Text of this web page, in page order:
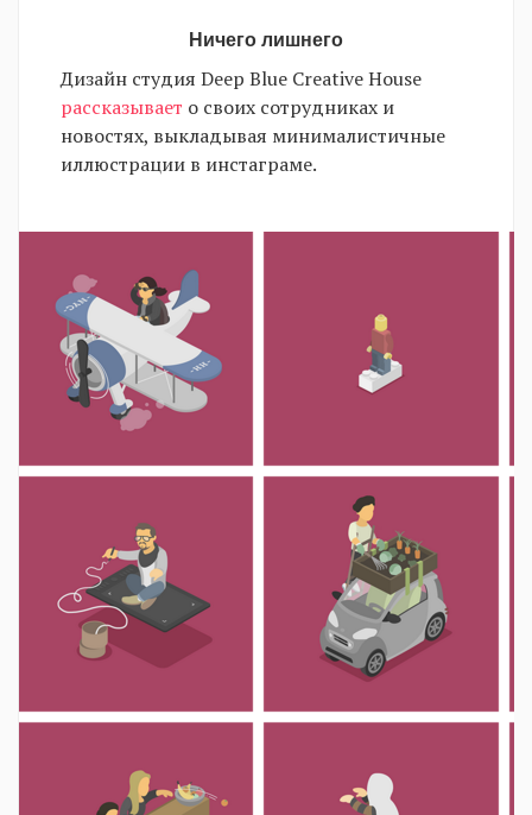
Ничего лишнего
Дизайн студия Deep Blue Creative House
рассказывает о своих сотрудниках и
новостях, выкладывая минималистичные
иллюстрации в инстаграме.